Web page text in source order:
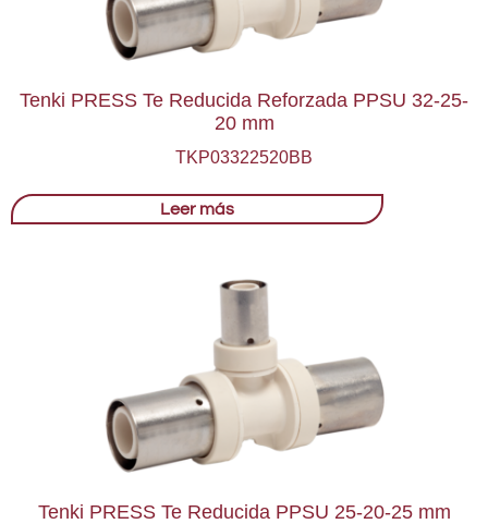
Tenki PRESS Te Reducida Reforzada PPSU 32-25-
20 mm
TKP03322520BB
Leer más
Tenki PRESS Te Reducida PPSU 25-20-25 mm